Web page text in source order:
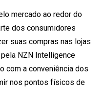
mercado ao redor do
dos consumidores
suas compras nas lojas
NZN Intelligence
com a conveniência dos
nos pontos físicos de